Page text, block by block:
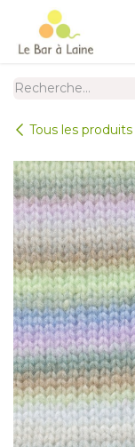
Se rendre au contenu
Tous les produits